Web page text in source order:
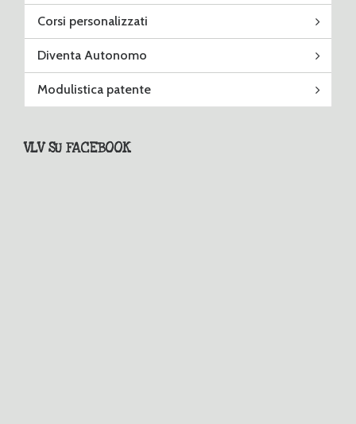
Corsi personalizzati
Diventa Autonomo
Modulistica patente
VLV SU FACEBOOK